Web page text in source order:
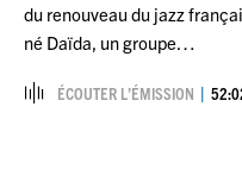
du renouveau du jazz
né Daïda, un groupe…
ÉCOUTER L’ÉMISSION